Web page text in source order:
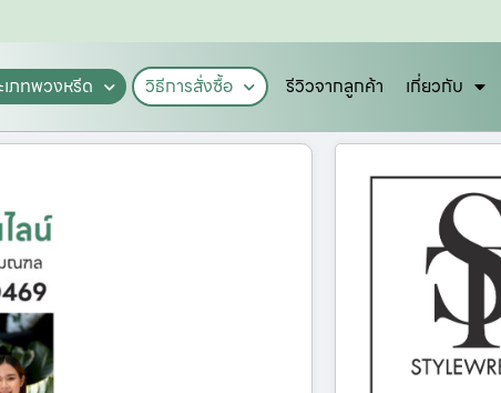
เภทพวงหรีด วิธีการสั่งซื้อ รีวิวจากลูกค้า เกี่ยวกับ